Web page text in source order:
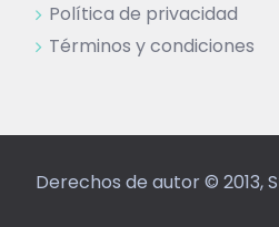
Política de privacidad
Términos y condiciones
Derechos de autor © 2013,